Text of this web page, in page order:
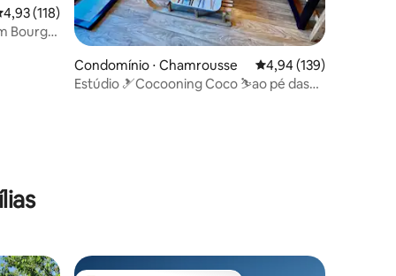
de uma avaliação média de 5, 118 avaliações
4,93 (118)
Bourg
Condomínio ⋅ Chamrousse 4,94 de uma avaliação
4,94 (139)
Estúdio 🎿Cocooning Coco ⛷ao pé das